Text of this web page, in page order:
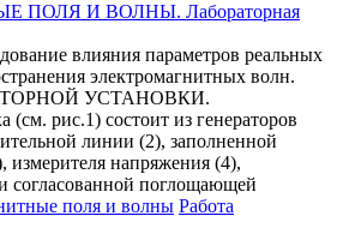
ПОЛЯ И ВОЛНЫ. Лабораторная
влияния параметров реальных
электромагнитных волн.
УСТАНОВКИ.
(см. рис.1) состоит из генераторов
линии (2), заполненной
измерителя напряжения (4),
согласованной поглощающей
поля и волны Работа